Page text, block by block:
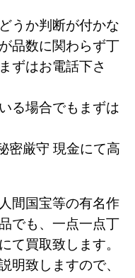
うか判断が付かな
品数に関わらず丁
ずはお電話下さ
る場合でもまずは
密厳守 現金にて高
間国宝等の有名作
でも、一点一点丁
て買取致します。
明致しますので、